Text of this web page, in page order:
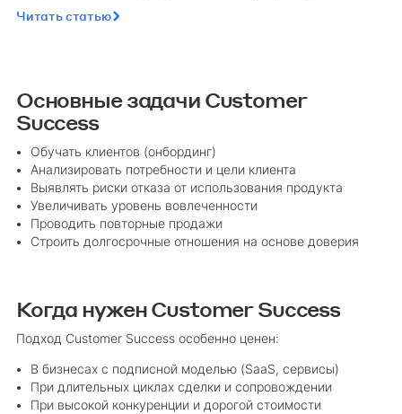
Читать статью
Основные задачи Customer
Success
Обучать клиентов (онбординг)
Анализировать потребности и цели клиента
Выявлять риски отказа от использования продукта
Увеличивать уровень вовлеченности
Проводить повторные продажи
Строить долгосрочные отношения на основе доверия
Когда нужен Customer Success
Подход Customer Success особенно ценен:
В бизнесах с подписной моделью (SaaS, сервисы)
При длительных циклах сделки и сопровождении
При высокой конкуренции и дорогой стоимости